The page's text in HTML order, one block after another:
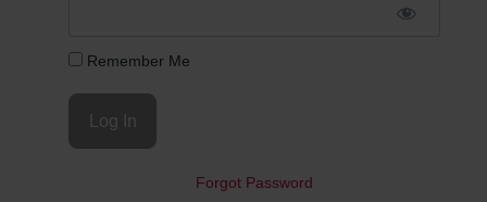
Remember Me
Forgot Password